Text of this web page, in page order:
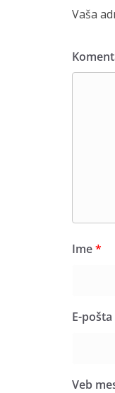
Vaša
Ime*
E-pošta
Veb